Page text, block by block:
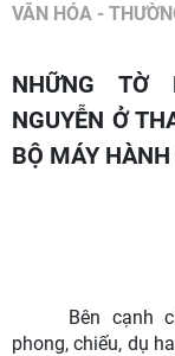
VĂN HÓA -
NHỮNG TỜ BẰNG (CHỨNG THƯ) TRIỀU
NGUYỄN Ở
BỘ MÁY
Bên cạnh
phong, chiếu, dụ